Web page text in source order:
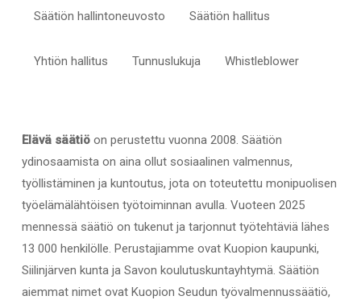
Säätiön hallintoneuvosto Säätiön hallitus
Yhtiön hallitus Tunnuslukuja Whistleblower
Elävä säätiöon perustettu vuonna 2008. Säätiön
ydinosaamista on aina ollut sosiaalinen valmennus,
työllistäminen ja kuntoutus, jota on toteutettu monipuolisen
työelämälähtöisen työtoiminnan avulla. Vuoteen 2025
mennessä säätiö on tukenut ja tarjonnut työtehtäviä lähes
13 000 henkilölle. Perustajiamme ovat Kuopion kaupunki,
Siilinjärven kunta ja Savon koulutuskuntayhtymä. Säätiön
aiemmat nimet ovat Kuopion Seudun työvalmennussäätiö,